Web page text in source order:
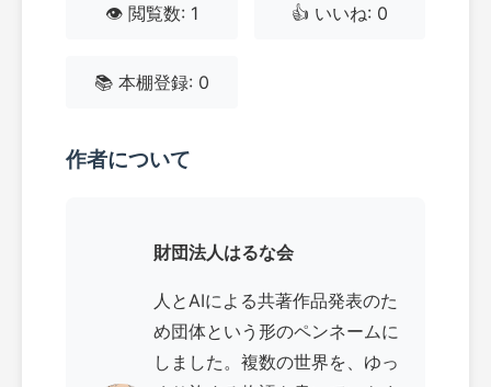
👁️ 閲覧数: 1 👍 いいね: 0
📚 本棚登録: 0
作者について
財団法人はるな会
人とAIによる共著作品発表のた
め団体という形のペンネームに
しました。複数の世界を、ゆっ